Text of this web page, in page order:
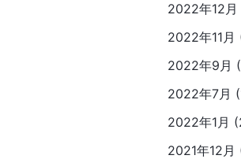
2022年12月
2022年11月
2022年9月
2022年7月
2022年1月
2021年12月